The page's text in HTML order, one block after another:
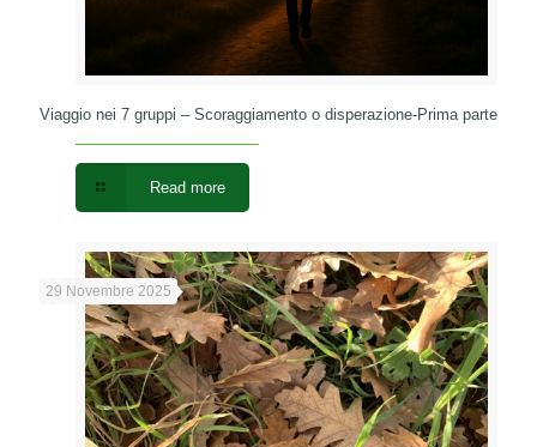
Viaggio nei 7 gruppi – Scoraggiamento o disperazione-Prima parte
Read more
29 Novembre 2025